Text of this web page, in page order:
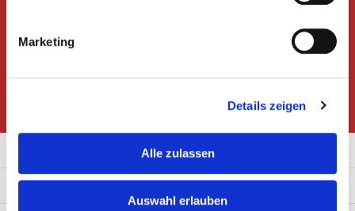
Marketing
Details zeigen
Alle zulassen
Auswahl erlauben
Aktionen
Abonnieren
Kundendienst